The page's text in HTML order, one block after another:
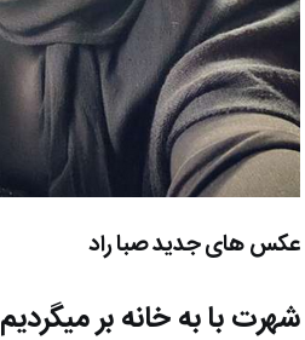
عکس های جدید صبا راد
شهرت با به خانه بر میگردیم